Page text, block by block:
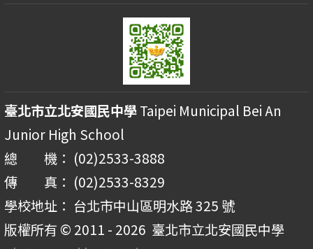
臺北市立北安國民中學Taipei Municipal Bei An
Junior High School
總 機： (02)2533-3888
傳 真： (02)2533-8329
學校地址： 台北市中山區明水路 325 號
版權所有 © 2011 - 2026 臺北市立北安國民中學